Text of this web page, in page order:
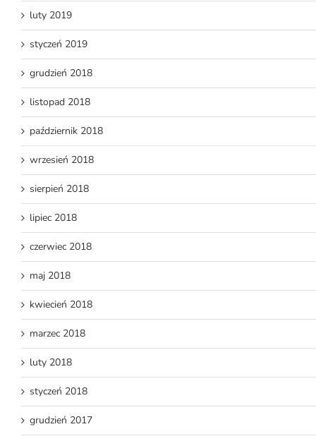
luty 2019
styczeń 2019
grudzień 2018
listopad 2018
październik 2018
wrzesień 2018
sierpień 2018
lipiec 2018
czerwiec 2018
maj 2018
kwiecień 2018
marzec 2018
luty 2018
styczeń 2018
grudzień 2017